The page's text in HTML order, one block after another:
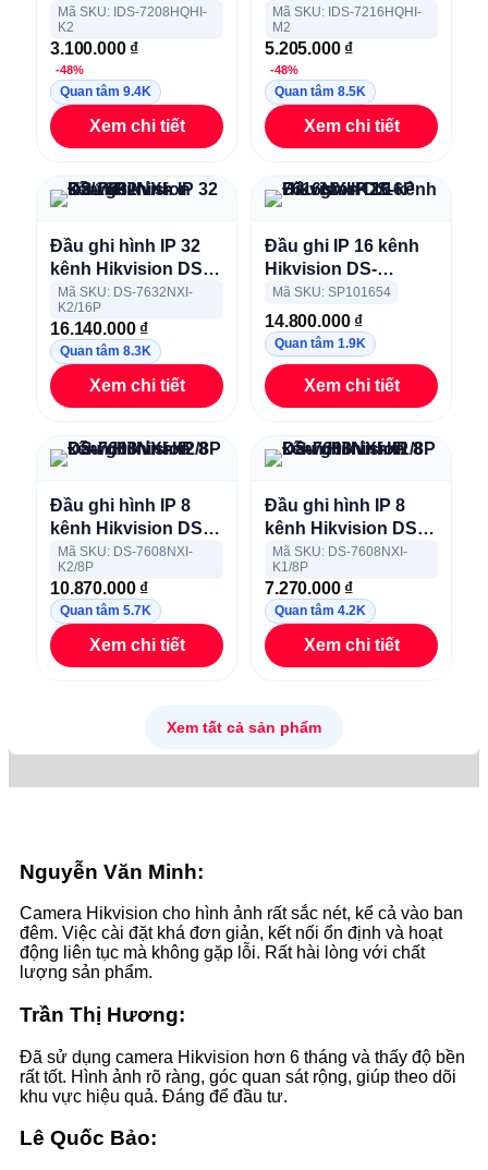
Hikvision iDS-
7208HQHI-K2/4S
Mã SKU: IDS-7208HQHI-
K2
3.100.000 ₫
-48%
Quan tâm 9.4K
Xem chi tiết
AcuSense
HIKVISION iDS-
7216HQHI-M2/S
Mã SKU: IDS-7216HQHI-
M2
5.205.000 ₫
-48%
Quan tâm 8.5K
Xem chi tiết
Đầu ghi hình IP 32
kênh Hikvision DS-
7632NXI-K2/16P
Mã SKU: DS-7632NXI-
K2/16P
16.140.000 ₫
Quan tâm 8.3K
Xem chi tiết
Đầu ghi IP 16 kênh
Hikvision DS-
7616NXI-K2/16P
Mã SKU: SP101654
14.800.000 ₫
Quan tâm 1.9K
Xem chi tiết
Đầu ghi hình IP 8
kênh Hikvision DS-
7608NXI-K2/8P
Mã SKU: DS-7608NXI-
K2/8P
10.870.000 ₫
Quan tâm 5.7K
Xem chi tiết
Đầu ghi hình IP 8
kênh Hikvision DS-
7608NXI-K1/8P
Mã SKU: DS-7608NXI-
K1/8P
7.270.000 ₫
Quan tâm 4.2K
Xem chi tiết
Xem tất cả sản phẩm
Nguyễn Văn Minh:
Camera Hikvision cho hình ảnh rất sắc nét, kể cả vào ban
đêm. Việc cài đặt khá đơn giản, kết nối ổn định và hoạt
động liên tục mà không gặp lỗi. Rất hài lòng với chất
lượng sản phẩm.
Trần Thị Hương:
Đã sử dụng camera Hikvision hơn 6 tháng và thấy độ bền
rất tốt. Hình ảnh rõ ràng, góc quan sát rộng, giúp theo dõi
khu vực hiệu quả. Đáng để đầu tư.
Lê Quốc Bảo: